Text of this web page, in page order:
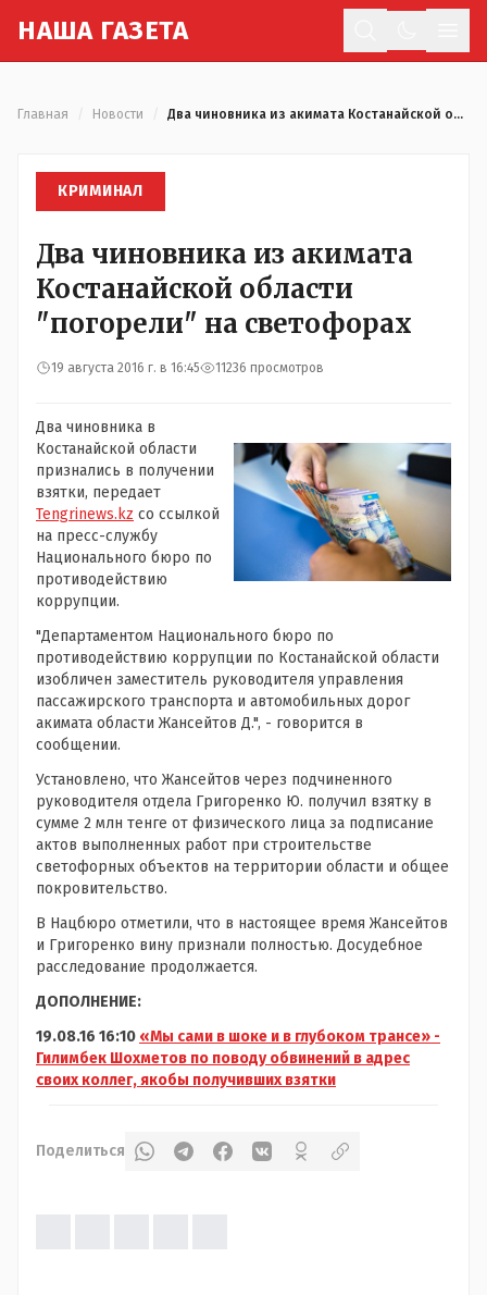
НАША ГАЗЕТА
Главная Новости Два чиновника из акимата Костанайской области "погорели" на светофорах
КРИМИНАЛ
Два чиновника из акимата
Костанайской области
"погорели" на светофорах
19 августа 2016 г. в 16:45 11236 просмотров
Два чиновника в
Костанайской области
признались в получении
взятки, передает
Tengrinews.kz со ссылкой
на пресс-службу
Национального бюро по
противодействию
коррупции.
"Департаментом Национального бюро по
противодействию коррупции по Костанайской области
изобличен заместитель руководителя управления
пассажирского транспорта и автомобильных дорог
акимата области Жансейтов Д.", - говорится в
сообщении.
Установлено, что Жансейтов через подчиненного
руководителя отдела Григоренко Ю. получил взятку в
сумме 2 млн тенге от физического лица за подписание
актов выполненных работ при строительстве
светофорных объектов на территории области и общее
покровительство.
В Нацбюро отметили, что в настоящее время Жансейтов
и Григоренко вину признали полностью. Досудебное
расследование продолжается.
ДОПОЛНЕНИЕ:
19.08.16 16:10 «Мы сами в шоке и в глубоком трансе» -
Гилимбек Шохметов по поводу обвинений в адрес
своих коллег, якобы получивших взятки
Поделиться